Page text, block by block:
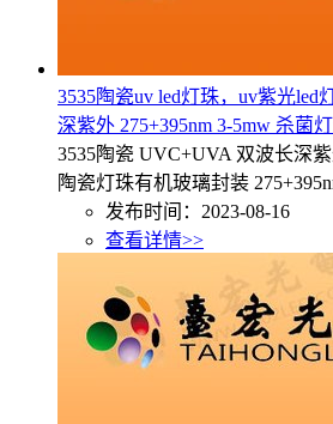
3535陶瓷uv led灯珠，uv紫光led
深紫外 275+395nm 3-5mw 杀菌
3535陶瓷 UVC+UVA 双波长深
陶瓷灯珠有机玻璃封装
发布时间：2023-08-16
查看详情>>